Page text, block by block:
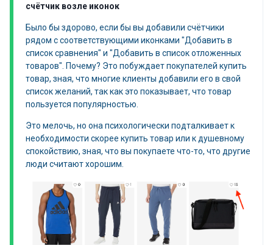
счётчик возле иконок
Было бы здорово, если бы вы добавили счётчики
рядом с соответствующими иконками "Добавить в
список сравнения" и "Добавить в список отложенных
товаров". Почему? Это побуждает покупателей купить
товар, зная, что многие клиенты добавили его в свой
список желаний, так как это показывает, что товар
пользуется популярностью.
Это мелочь, но она психологически подталкивает к
необходимости скорее купить товар или к душевному
спокойствию, зная, что вы покупаете что-то, что другие
люди считают хорошим.